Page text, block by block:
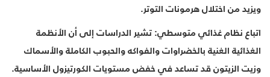
ويزيد من اختلال هرمونات التوتر.
اتباع نظام غذائي متوسطي: تشير الدراسات إلى أن الأنظمة
الغذائية الغنية بالخضراوات والفواكه والحبوب الكاملة والأسماك
وزيت الزيتون قد تساعد في خفض مستويات الكورتيزول الأساسية.